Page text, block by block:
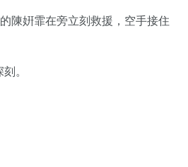
陳姸霏在旁立刻救援，空手接住
。